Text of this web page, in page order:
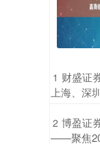
1 财盛证
上海、深
2 博盈证
——聚焦